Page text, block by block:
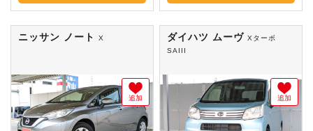
ニッサン ノート X
追加
ダイハツ ムーヴXターボ
SAIII
追加